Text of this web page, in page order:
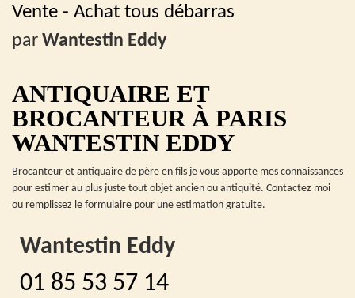
Vente - Achat tous débarras
par Wantestin Eddy
ANTIQUAIRE ET
BROCANTEUR À PARIS
WANTESTIN EDDY
Brocanteur et antiquaire de père en fils je vous apporte mes connaissances
pour estimer au plus juste tout objet ancien ou antiquité. Contactez moi
ou remplissez le formulaire pour une estimation gratuite.
Wantestin Eddy
01 85 53 57 14